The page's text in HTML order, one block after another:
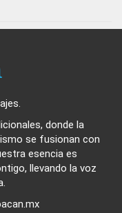
donde la
se fusionan con
esencia es
llevando la voz